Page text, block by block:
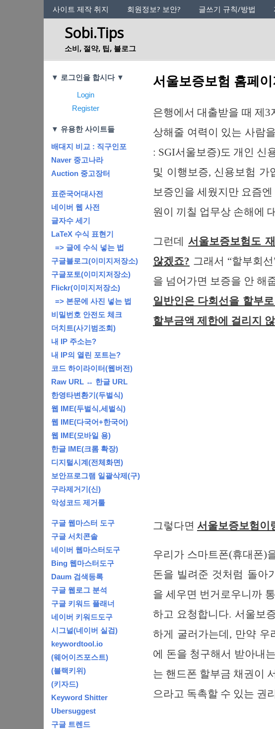
사이트의 정체성
사이트 제작 취지 회원정보? 보안? 글쓰기 규칙/방법
Sobi.Tips
소비, 절약, 팁, 블로그
Categories
서울보증보험 홈페
은행에서 대출받을 때 제3
상해줄 여력이 있는 사람
: SGI서울보증)도 개인 신
및 이행보증, 신용보험 가
보증인을 세웠지만 요즘
원이 끼칠 업무상 손해에
그런데 서울보증보험도
않겠죠? 그래서 “할부회
을 넘어가면 보증을 안 해
일반인은 다회선을 할부
할부금액 제한에 걸리지
그렇다면 서울보증보험이
우리가 스마트폰(휴대폰)
돈을 빌려준 것처럼 돌아
을 세우면 번거로우니까
하고 요청합니다. 서울보
하게 굴러가는데, 만약 우
에 돈을 청구해서 받아내
는 핸드폰 할부금 채권이
으라고 독촉할 수 있는 권
▼ 로그인을 합시다 ▼
Login
Register
▼ 유용한 사이트들
배대지 비교 : 직구인포
Naver 중고나라
Auction 중고장터
표준국어대사전
네이버 웹 사전
글자수 세기
LaTeX 수식 표현기
=> 글에 수식 넣는 법
구글블로그(이미지저장소)
구글포토(이미지저장소)
Flickr(이미지저장소)
=> 본문에 사진 넣는 법
비밀번호 안전도 체크
더치트(사기범조회)
내 IP 주소는?
내 IP의 열린 포트는?
코드 하이라이터(웹버전)
Raw URL ↔ 한글 URL
한영타변환기(두벌식)
웹 IME(두벌식,세벌식)
웹 IME(다국어+한국어)
웹 IME(모바일 용)
한글 IME(크롬 확장)
디지털시계(전체화면)
보안프로그램 일괄삭제(구)
구라제거기(신)
악성코드 제거툴
구글 웹마스터 도구
구글 서치콘솔
네이버 웹마스터도구
Bing 웹마스터도구
Daum 검색등록
구글 웹로그 분석
구글 키워드 플래너
네이버 키워드도구
시그널(네이버 실검)
keywordtool.io
(웨어이즈포스트)
(블랙키위)
(키자드)
Keyword Shitter
Ubersuggest
구글 트렌드